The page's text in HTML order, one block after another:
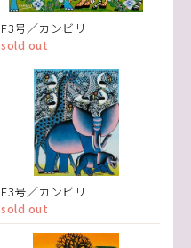
F3号／カンビリ
sold out
F3号／カンビリ
sold out